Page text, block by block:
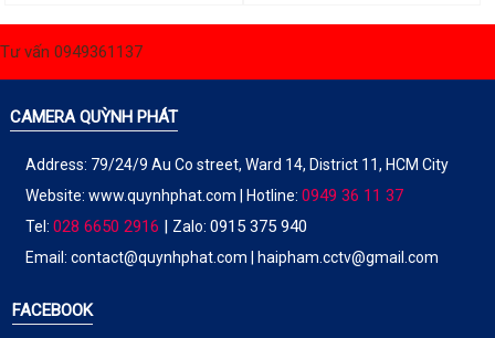
Tư vấn 0949361137
CAMERA QUỲNH PHÁT
Address: 79/24/9 Au Co street, Ward 14, District 11, HCM City
Website: www.quynhphat.com | Hotline: 0949 36 11 37
Tel: 028 6650 2916 | Zalo: 0915 375 940
Email: contact@quynhphat.com | haipham.cctv@gmail.com
FACEBOOK